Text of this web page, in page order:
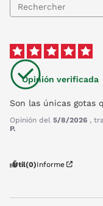
Opinión verificada
Son las únicas gotas
Opinión del 5/8/2026 ,
P.
Útil(0)Informe